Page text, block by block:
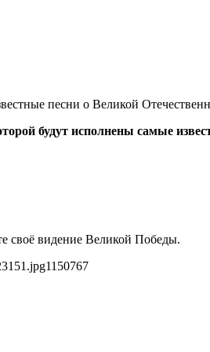
песни о Великой
будут исполнены самые
своё видение Великой Победы.
1150767